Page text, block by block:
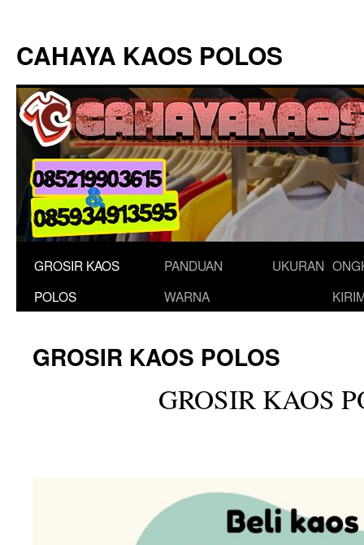
isi
CAHAYA KAOS POLOS
GROSIR KAOS
POLOS
PANDUAN
WARNA
UKURAN
GROSIR KAOS POLOS
GROSIR KAOS